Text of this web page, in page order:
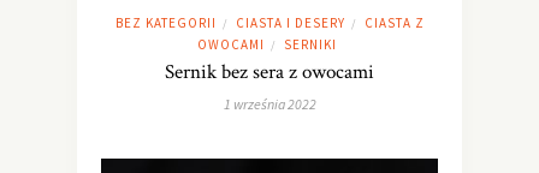
BEZ KATEGORII / CIASTA I DESERY /
CIASTA Z
OWOCAMI
/ SERNIKI
Sernik bez sera z owocami
1 września 2022